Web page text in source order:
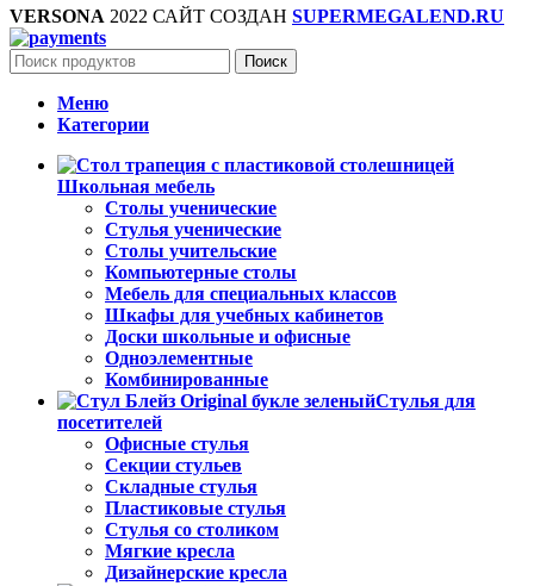
VERSONA 2022 САЙТ СОЗДАН SUPERMEGALEND.RU
Поиск
Меню
Категории
Школьная мебель
Столы ученические
Стулья ученические
Столы учительские
Компьютерные столы
Мебель для специальных классов
Шкафы для учебных кабинетов
Доски школьные и офисные
Одноэлементные
Комбинированные
Стулья для
посетителей
Офисные стулья
Секции стульев
Складные стулья
Пластиковые стулья
Стулья со столиком
Мягкие кресла
Дизайнерские кресла